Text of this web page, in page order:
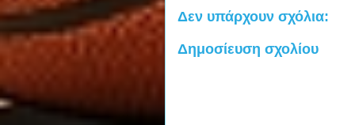
Δεν υπάρχουν σχόλια:
Δημοσίευση σχολίου